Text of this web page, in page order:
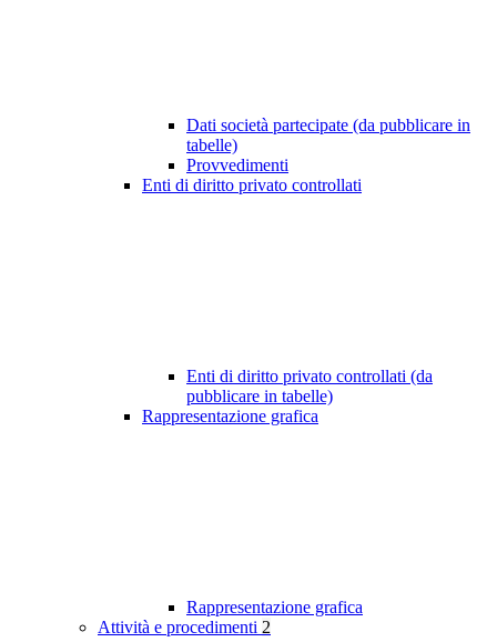
Dati società partecipate (da pubblicare in
tabelle)
Provvedimenti
Enti di diritto privato controllati
Enti di diritto privato controllati (da
pubblicare in tabelle)
Rappresentazione grafica
Rappresentazione grafica
Attività e procedimenti 2